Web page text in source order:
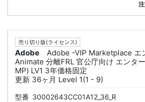
売り切り版(ライセンス)
Adobe
Adobe -VIP Marketplace エ
Animate 分離FRL 官公庁向け エンタ
MP) LV1 3年価格固定
更新 36ヶ月 Level 1(1 - 9)
型番 30002643CC01A12_36_R